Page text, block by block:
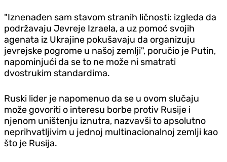
"Iznenađen sam stavom stranih ličnosti: izgleda da
podržavaju Jevreje Izraela, a uz pomoć svojih
agenata iz Ukrajine pokušavaju da organizuju
jevrejske pogrome u našoj zemlji", poručio je Putin,
napominjući da se to ne može ni smatrati
dvostrukim standardima.
Ruski lider je napomenuo da se u ovom slučaju
može govoriti o interesu borbe protiv Rusije i
njenom uništenju iznutra, nazvavši to apsolutno
neprihvatljivim u jednoj multinacionalnoj zemlji kao
što je Rusija.